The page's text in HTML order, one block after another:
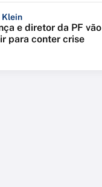
Klein
e diretor da PF vão
para conter crise